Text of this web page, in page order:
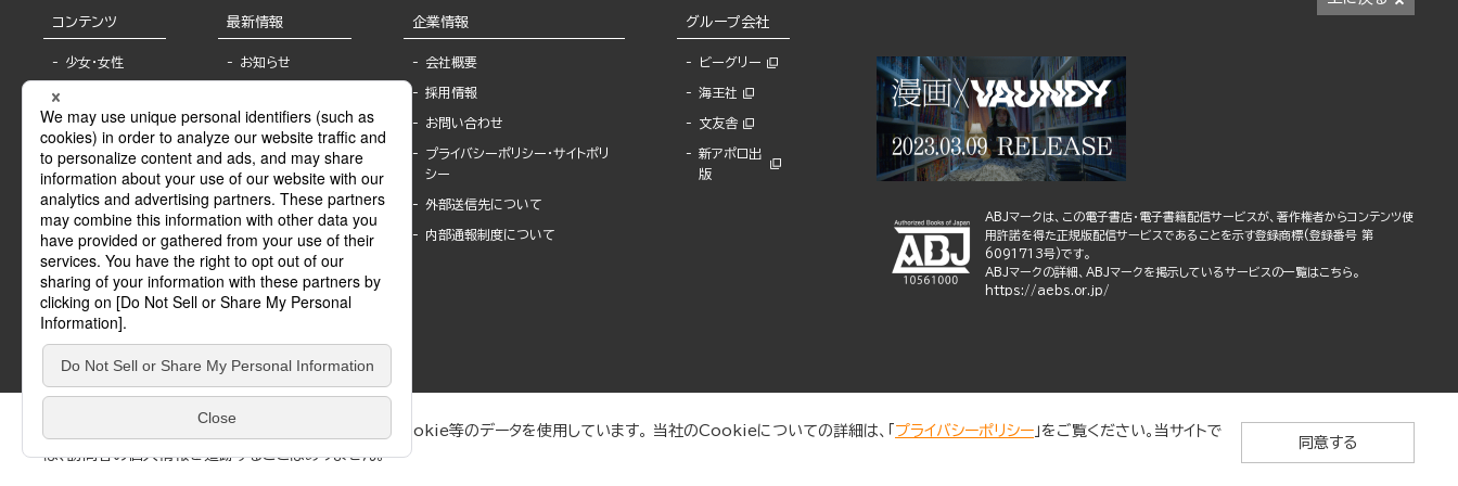
コンテンツ
少女・女性
BL
ライトノベル
青年・一般
グラビア・写真
モーター誌
SPECIAL
Sublicense
最新情報
お知らせ
報
書店様へ
海外ライセンシー
公式SNSアカウ
ント
作家一覧
Keyword list
Author list
企業情報
会社概要
採用情報
お問い合わせ
プライバシーポリシー・サイトポリ
シー
外部送信先について
内部通報制度について
グループ会社
ビーグリー
海王社
文友舎
新アポロ出
版
ABJマークは、この電子書店・電子書籍配信サービスが、著作権者からコンテンツ使
用許諾を得た正規版配信サービスであることを示す登録商標(登録番号 第
6091713号)です。
ABJマークの詳細、ABJマークを掲示しているサービスの一覧はこちら。
https://aebs.or.jp/
ぶんか社が運営するサイトでは、利便性向上のためにCookie等のデータを使用しています。 当社のCookieについての詳細は、「 プライバシーポリシー 」をご覧ください。当サイトで
は、訪問者の個人情報を追跡することはありません。
同意する